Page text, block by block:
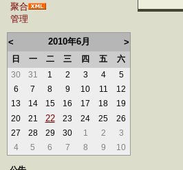
聚合
管理
< 2010年6月 >
日 一 二 三 四 五
六
30
31 1 2 3 4
5
6
7 8 9 10 11
12
13
14 15 16 17 18
19
20
21 22 23 24 25
26
27
28 29 30 1 2
3
4
5 6 7 8 9 10